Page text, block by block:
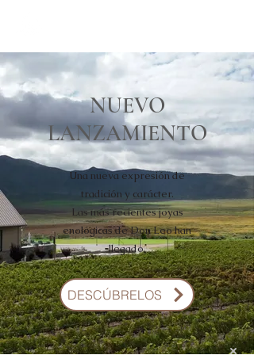
NUEVO
LANZAMIENTO
Una nueva expresión de
tradición y carácter.
Las más recientes joyas
enológicas de Don Leo han
llegado.
DESCÚBRELOS